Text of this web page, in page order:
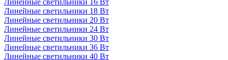
Линейные светильники 16 Вт
Линейные светильники 18 Вт
Линейные светильники 20 Вт
Линейные светильники 24 Вт
Линейные светильники 30 Вт
Линейные светильники 36 Вт
Линейные светильники 40 Вт